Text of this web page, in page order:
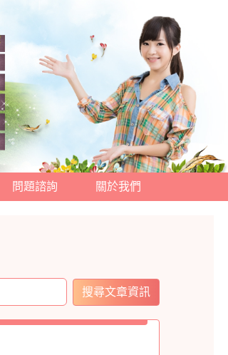
問題諮詢 關於我們
搜尋文章資訊